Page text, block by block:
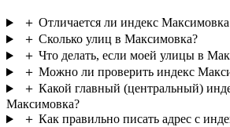
＋ Отличается ли индекс
＋ Сколько улиц в Максимовка?
＋ Что делать, если моей улицы в
＋ Можно ли проверить индекс
＋ Какой главный (центральный)
Максимовка?
＋ Как правильно писать адрес с